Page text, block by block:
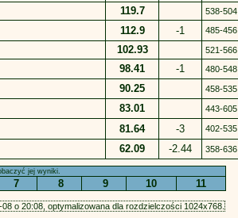
119.7 538-504
112.9 -1 485-456
102.93 521-566
98.41 -1 480-548
90.25 458-535
83.01 443-605
81.64 -3 402-535
62.09 -2.44 358-636
jej wyniki.
7 8 9 10 11
o 20:08, optymalizowana dla rozdzielczości 1024x768.